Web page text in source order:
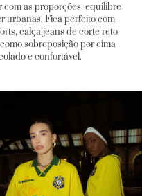
as proporções: equilibre
urbanas. Fica perfeito com
calça jeans de corte reto
sobreposição por cima
e confortável.